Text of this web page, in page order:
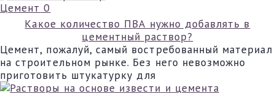
Цемент 0
Какое количество ПВА нужно добавлять в
цементный раствор?
Цемент, пожалуй, самый востребованный материал
на строительном рынке. Без него невозможно
приготовить штукатурку для